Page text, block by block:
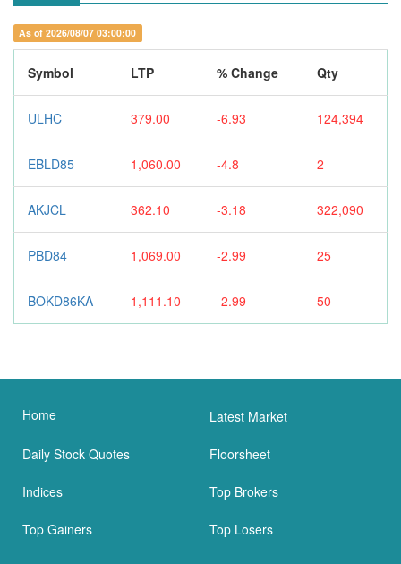
As of 2026/08/07 03:00:00
Symbol LTP % Change Qty
ULHC 379.00 -6.93 124,394
EBLD85 1,060.00 -4.8 2
AKJCL 362.10 -3.18 322,090
PBD84 1,069.00 -2.99 25
BOKD86KA 1,111.10 -2.99 50
Home Latest Market
Daily Stock Quotes Floorsheet
Indices Top Brokers
Top Gainers Top Losers